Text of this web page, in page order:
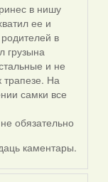
в нишу
ее и
в
грузына
и не
трапезе. На
самки все
обязательно
каментары.